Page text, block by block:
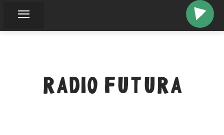
RADIO FUTURA